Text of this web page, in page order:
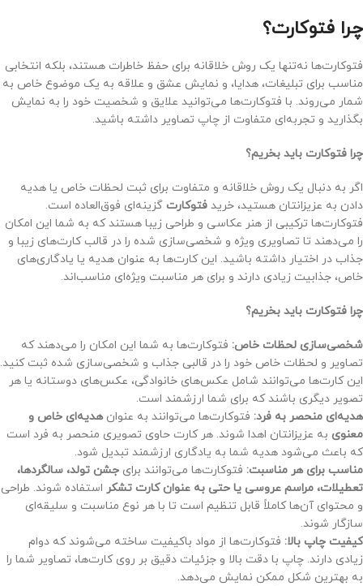
چرا فتوکارت؟
فتوکارت‌ها نه‌تنها یک روش خلاقانه برای حفظ خاطرات هستند، بلکه انتخابی
مناسب برای تبلیغات، هدایا، و نمایش عشق و علاقه به یک موضوع خاص به
شمار می‌روند. با فتوکارت‌ها می‌توانید علایق و شخصیت خود را به نمایش
بگذارید و تجربه‌ای متفاوت از چاپ تصاویر داشته باشید.
چرا فتوکارت باید بخریم؟
اگر به دنبال یک روش خلاقانه و متفاوت برای ثبت لحظات خاص یا هدیه
دادن به عزیزانتان هستید، خرید فتوکارت گزینه‌ای فوق‌العاده است.
فتوکارت‌ها ترکیبی از هنر عکاسی و طراحی زیبا هستند که به شما این امکان
را می‌دهند تا تصاویری ویژه و شخصی‌سازی شده را در قالب کارت‌های زیبا و
جذاب در اختیار داشته باشید. این کارت‌ها به عنوان هدیه یا یادگاری‌های
خاص، جذابیت زیادی دارند و برای هر مناسبت ویژه‌ای مناسب‌اند.
چرا فتوکارت باید بخریم؟
شخصی‌سازی لحظات خاص: فتوکارت‌ها به شما این امکان را می‌دهند که
تصاویر و لحظات خاص خود را در قالبی جذاب و شخصی‌سازی شده ثبت کنید.
این کارت‌ها می‌توانند شامل عکس‌های خانوادگی، عکس‌های دوستانه یا هر
تصویر دیگری باشند که برای شما ارزشمند است.
هدیه‌ای منحصر به فرد: فتوکارت‌ها می‌توانند به عنوانهدیه‌ای خاص و
معنوی به عزیزانتان اهدا شوند. هر کارت حاوی تصویری منحصر به فرد است
که باعث می‌شود هدیه شما به یادگاری ارزشمند تبدیل شود.
مناسب برای هر مناسبت: فتوکارت‌ها می‌توانند برای جشن تولد، سالگردها،
تعطیلات، مراسم عروسی یا حتی به عنوان کارت تشکر استفاده شوند. طراحی
و محتوای آن‌ها کاملاً قابل تنظیم است تا با هر نوع مناسبت و سلیقه‌ای
سازگار شوند.
کیفیت چاپ بالا: فتوکارت‌ها از مواد باکیفیت ساخته می‌شوند که دوام
زیادی دارند. چاپ با دقت بالا و جزئیات دقیق بر روی کارت‌ها، تصاویر شما را
به بهترین شکل ممکن نمایش می‌دهد.